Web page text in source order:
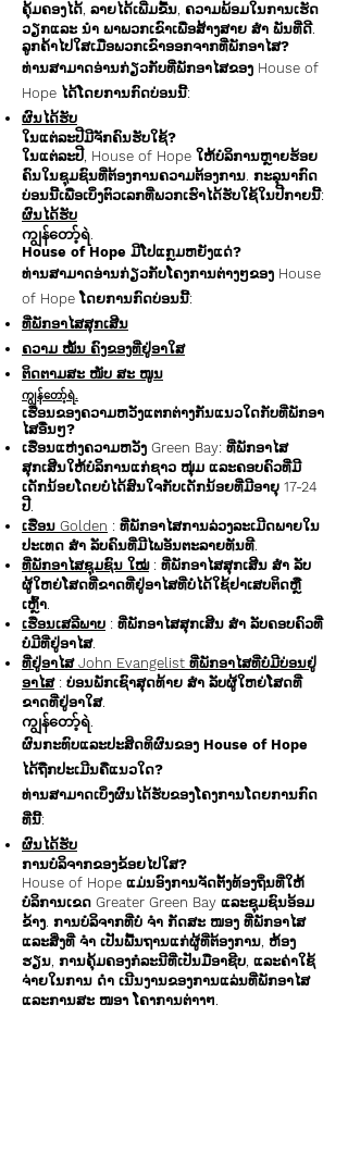
ຄຸ້ມຄອງໄດ້, ລາຍໄດ້ເພີ່ມຂື້ນ, ຄວາມພ້ອມໃນການເຮັດ
ວຽກແລະ ນຳ ພາພວກເຂົາເພື່ອສ້າງສາຍ ສຳ ພັນທີ່ດີ.
ລູກຄ້າໄປໃສເມື່ອພວກເຂົາອອກຈາກທີ່ພັກອາໄສ?
ທ່ານສາມາດອ່ານກ່ຽວກັບທີ່ພັກອາໄສຂອງ House of
Hope ໄດ້ໂດຍການກົດບ່ອນນີ້:
ຜົນໄດ້ຮັບ
ໃນແຕ່ລະປີມີຈັກຄົນຮັບໃຊ້?
ໃນແຕ່ລະປີ, House of Hope ໃຫ້ບໍລິການຫຼາຍຮ້ອຍ
ຄົນໃນຊຸມຊົນທີ່ຕ້ອງການຄວາມຕ້ອງການ. ກະລຸນາກົດ
ບ່ອນນີ້ເພື່ອເບິ່ງຕົວເລກທີ່ພວກເຮົາໄດ້ຮັບໃຊ້ໃນປີກາຍນີ້:
ຜົນໄດ້ຮັບ
ကျွန်တော့်ရဲ.
House of Hope ມີໂປແກຼມຫຍັງແດ່?
ທ່ານສາມາດອ່ານກ່ຽວກັບໂຄງການຕ່າງໆຂອງ House
of Hope ໂດຍການກົດບ່ອນນີ້:
ທີ່ພັກອາໄສສຸກເສີນ
ຄວາມ ໝັ້ນ ຄົງຂອງທີ່ຢູ່ອາໃສ
ຕິດຕາມສະ ໜັບ ສະ ໜູນ
ကျွန်တော့်ရဲ.
ເຮືອນຂອງຄວາມຫວັງແຕກຕ່າງກັນແນວໃດກັບທີ່ພັກອາ
ໄສອື່ນໆ?
ເຮືອນແຫ່ງຄວາມຫວັງ Green Bay: ທີ່ພັກອາໄສ
ສຸກເສີນໃຫ້ບໍລິການແກ່ຊາວ ໜຸ່ມ ແລະຄອບຄົວທີ່ມີ
ເດັກນ້ອຍໂດຍບໍ່ໄດ້ສົນໃຈກັບເດັກນ້ອຍທີ່ມີອາຍຸ 17-24
ປີ.
ເຮືອນ Golden : ທີ່ພັກອາໄສການລ່ວງລະເມີດພາຍໃນ
ປະເທດ ສຳ ລັບຄົນທີ່ມີໄພອັນຕະລາຍທັນທີ.
ທີ່ພັກອາໄສຊຸມຊົນ ໃໝ່: ທີ່ພັກອາໄສສຸກເສີນ ສຳ ລັບ
ຜູ້ໃຫຍ່ໂສດທີ່ຂາດທີ່ຢູ່ອາໄສທີ່ບໍ່ໄດ້ໃຊ້ຢາເສບຕິດຫຼື
ເຫຼົ້າ.
ເຮືອນເສລີພາບ : ທີ່ພັກອາໄສສຸກເສີນ ສຳ ລັບຄອບຄົວທີ່
ບໍ່ມີທີ່ຢູ່ອາໄສ.
ທີ່ຢູ່ອາໄສ John Evangelist ທີ່ພັກອາໄສທີ່ບໍ່ມີບ່ອນຢູ່
ອາໄສ: ບ່ອນພັກເຊົາສຸດທ້າຍ ສຳ ລັບຜູ້ໃຫຍ່ໂສດທີ່
ຂາດທີ່ຢູ່ອາໃສ.
ကျွန်တော့်ရဲ.
ຜົນກະທົບແລະປະສິດທິຜົນຂອງ House of Hope
ໄດ້ຖືກປະເມີນຄືແນວໃດ?
ທ່ານສາມາດເບິ່ງຜົນໄດ້ຮັບຂອງໂຄງການໂດຍການກົດ
ທີ່ນີ້:
ຜົນໄດ້ຮັບ
ການບໍລິຈາກຂອງຂ້ອຍໄປໃສ?
House of Hope ແມ່ນອົງການຈັດຕັ້ງທ້ອງຖິ່ນທີ່ໃຫ້
ບໍລິການເຂດ Greater Green Bay ແລະຊຸມຊົນອ້ອມ
ຂ້າງ. ການບໍລິຈາກທີ່ບໍ່ ຈຳ ກັດສະ ໜອງ ທີ່ພັກອາໄສ
ແລະສິ່ງທີ່ ຈຳ ເປັນພື້ນຖານແກ່ຜູ້ທີ່ຕ້ອງການ, ຫ້ອງ
ຮຽນ, ການຄຸ້ມຄອງກໍລະນີທີ່ເປັນມືອາຊີບ, ແລະຄ່າໃຊ້
ຈ່າຍໃນການ ດຳ ເນີນງານຂອງການແລ່ນທີ່ພັກອາໄສ
ແລະການສະ ໜອງ ໂຄງການຕ່າງໆ.